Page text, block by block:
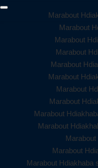
Marabout
Marabout
Marabout
Marabout
Marabout
Marabout
Marabout
Marabout
Marabout
Marabout
Marabout
Marabout Hdiakhaba